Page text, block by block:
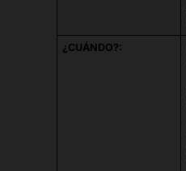
¿CUÁNDO?: